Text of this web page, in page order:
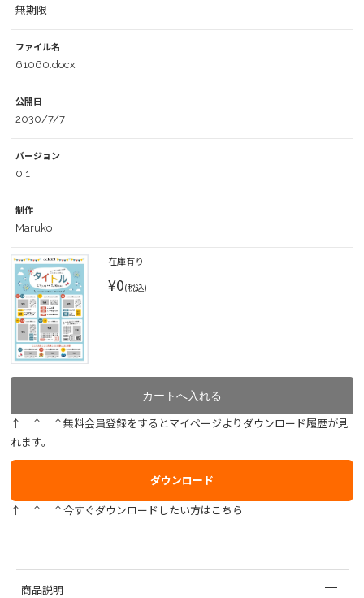
無期限
ファイル名
61060.docx
公開日
2030/7/7
バージョン
0.1
制作
Maruko
在庫有り
¥0(税込)
↑ ↑ ↑無料会員登録をするとマイページよりダウンロード履歴が見
れます。
ダウンロード
↑ ↑ ↑今すぐダウンロードしたい方はこちら
商品説明